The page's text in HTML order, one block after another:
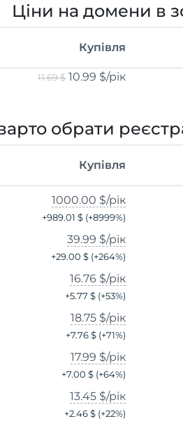
Ціни на домени в
Купівля
11.69 $ 10.99 $/рік
обрати
Купівля
1000.00 $/рік
+989.01 $ (+8999%)
39.99 $/рік
+29.00 $ (+264%)
16.76 $/рік
+5.77 $ (+53%)
18.75 $/рік
+7.76 $ (+71%)
17.99 $/рік
+7.00 $ (+64%)
13.45 $/рік
+2.46 $ (+22%)